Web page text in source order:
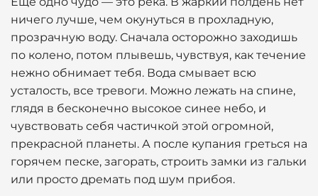
ничего лучше, чем окунуться в прохладную,
прозрачную воду. Сначала осторожно заходишь
по колено, потом плывешь, чувствуя, как течение
нежно обнимает тебя. Вода смывает всю
усталость, все тревоги. Можно лежать на спине,
глядя в бесконечно высокое синее небо, и
чувствовать себя частичкой этой огромной,
прекрасной планеты. А после купания греться на
горячем песке, загорать, строить замки из гальки
или просто дремать под шум прибоя.